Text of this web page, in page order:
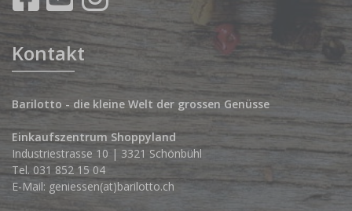
Kontakt
Barilotto - die kleine Welt der grossen Genüsse
Einkaufszentrum Shoppyland
Industriestrasse 10 | 3321 Schönbühl
Tel. 031 852 15 04
E-Mail: geniessen(at)barilotto.ch